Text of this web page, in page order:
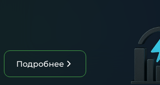
Подробнее